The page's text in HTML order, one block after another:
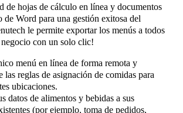
de hojas de cálculo en línea y documentos
de Word para una gestión exitosa del
le permite exportar los menús a todos
con un solo clic!
menú en línea de forma remota y
las reglas de asignación de comidas para
ubicaciones.
datos de alimentos y bebidas a sus
(por ejemplo, toma de pedidos,